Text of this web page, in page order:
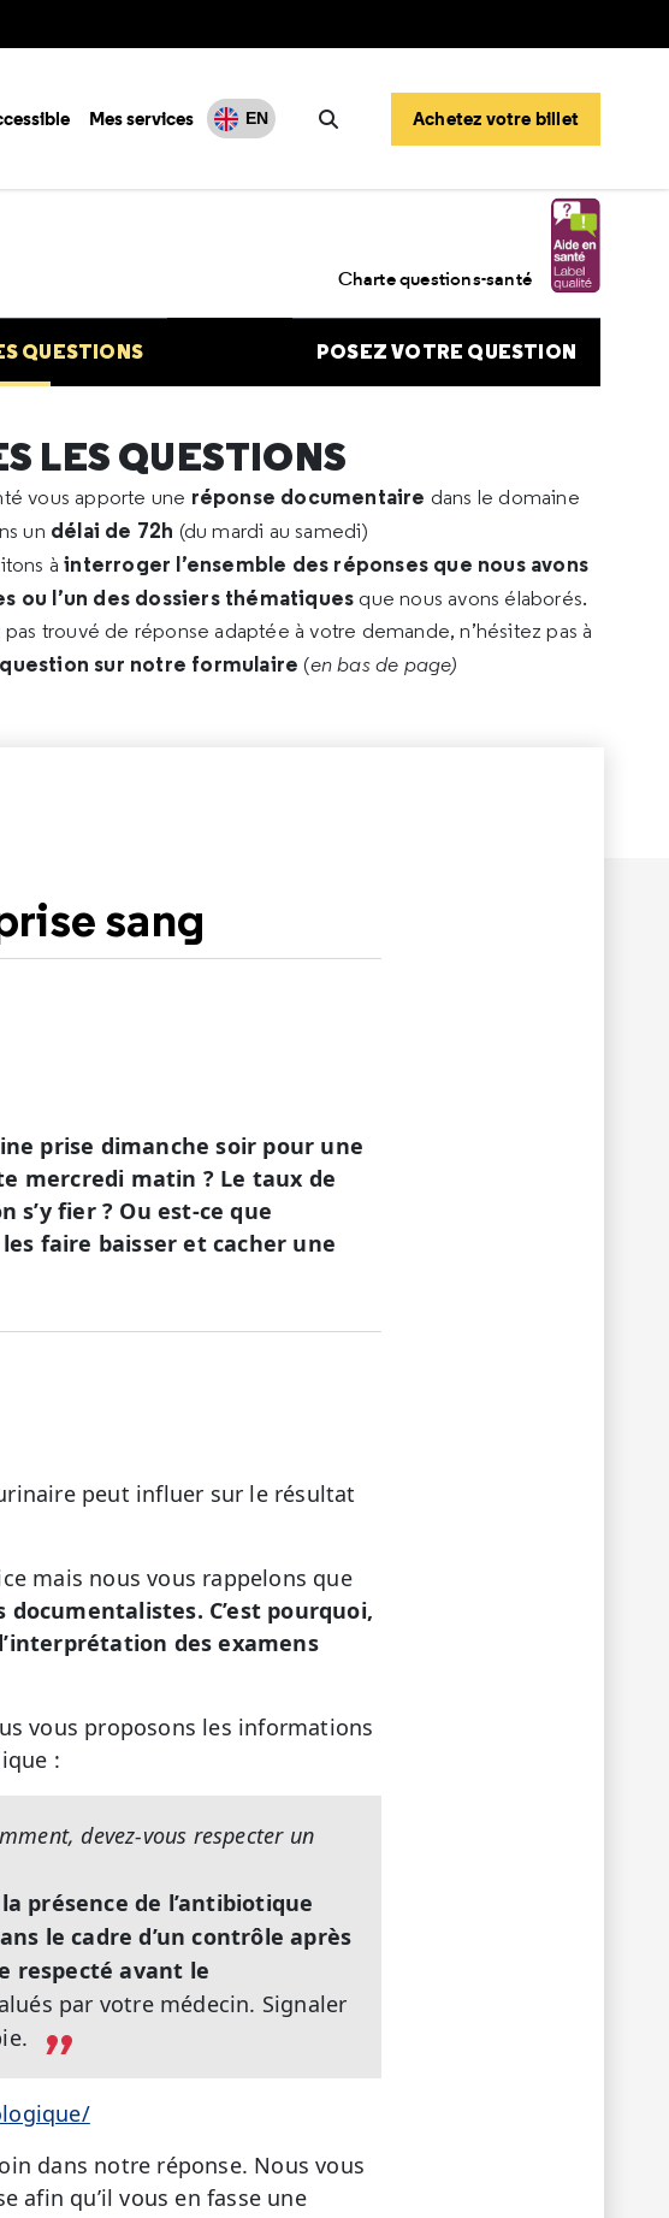
Mes services EN
Rechercher
Achetez votre billet
Charte questions-santé
QUESTIONS POSEZ VOTRE QUESTION
LES QUESTIONS
vous apporte une réponse documentaire dans le domaine
un délai de 72h (du mardi au samedi)
àinterroger l’ensemble des réponses que nous avons
ou l’un des dossiers thématiques que nous avons élaborés.
pas trouvé de réponse adaptée à votre demande, n’hésitez pas à
sur notre formulaire (en bas de page)
sang
prise dimanche soir pour une
mercredi matin ? Le taux de
fier ? Ou est-ce que
faire baisser et cacher une
peut influer sur le résultat
mais nous vous rappelons que
C’est pourquoi,
des examens
vous proposons les informations
:
devez-vous respecter un
présence de l’antibiotique
le cadre d’un contrôle après
respecté avant le
par votre médecin. Signaler
dans notre réponse. Nous vous
afin qu’il vous en fasse une